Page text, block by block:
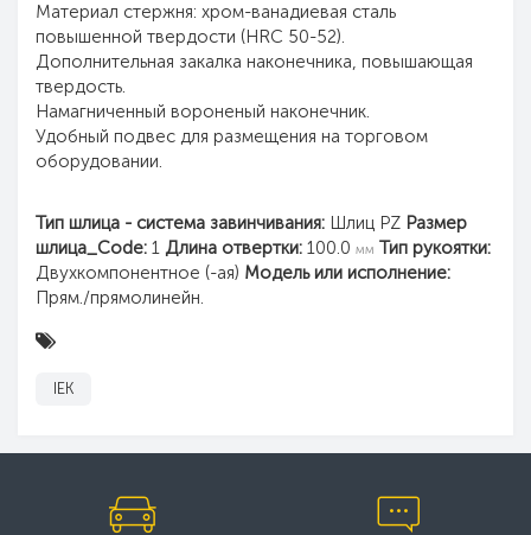
Материал стержня: хром-ванадиевая сталь
повышенной твердости (HRC 50-52).
Дополнительная закалка наконечника, повышающая
твердость.
Намагниченный вороненый наконечник.
Удобный подвес для размещения на торговом
оборудовании.
Тип шлица - система завинчивания: Шлиц PZ Размер
шлица_Code: 1 Длина отвертки: 100.0 мм Тип рукоятки:
Двухкомпонентное (-ая) Модель или исполнение:
Прям./прямолинейн.
IEK